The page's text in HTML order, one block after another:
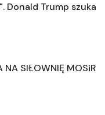
Donald Trump szuka
NA SIŁOWNIĘ MOSiR